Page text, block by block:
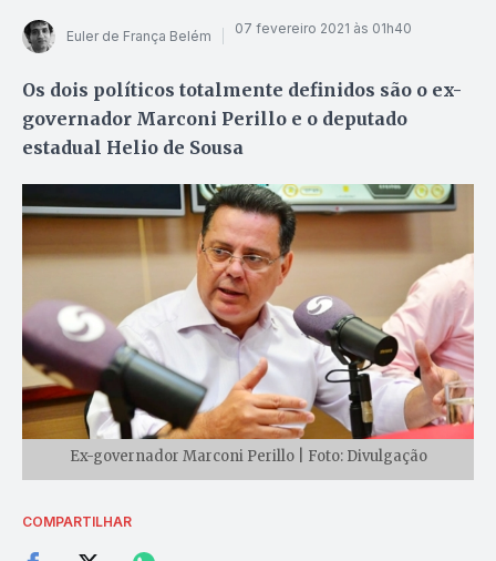
Euler de França Belém 07 fevereiro 2021 às 01h40
Os dois políticos totalmente definidos são o ex-
governador Marconi Perillo e o deputado
estadual Helio de Sousa
Ex-governador Marconi Perillo | Foto: Divulgação
COMPARTILHAR